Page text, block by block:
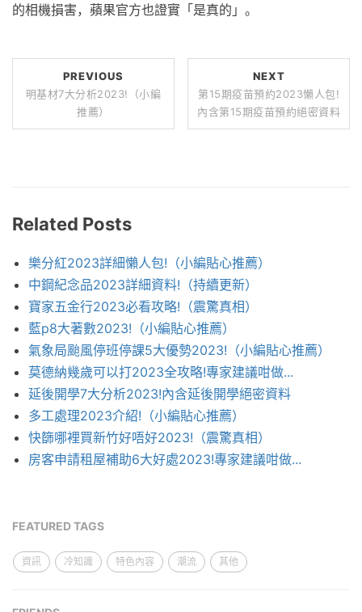
的相機損害，蘋果官方也證實「是真的」。
PREVIOUS
明基材7大分析2023!（小編
推薦）
NEXT
第15期疫苗預約2023懶人包!
內含第15期疫苗預約絕密資料
Related Posts
樂分紅2023詳細懶人包!（小編貼心推薦）
中鋼紀念品2023詳細資料!（持續更新）
寶家五金行2023必看攻略!（震驚真相）
藍p8大著數2023!（小編貼心推薦）
氣象局颱風停班停課5大優勢2023!（小編貼心推薦）
莫德納幾歲可以打2023全攻略!專家建議咁做...
延後開學7大分析2023!內含延後開學絕密資料
多工處理2023介紹!（小編貼心推薦）
快篩哪裡買新竹好唔好2023!（震驚真相）
房客申請租屋補助6大好處2023!專家建議咁做...
FEATURED TAGS
資訊 冷知識 特色內容 潮流 其他